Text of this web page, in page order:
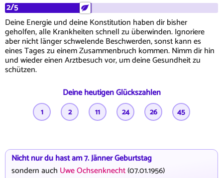
2/5
Deine Energie und deine Konstitution haben dir bisher
geholfen, alle Krankheiten schnell zu überwinden. Ignoriere
aber nicht länger schwelende Beschwerden, sonst kann es
eines Tages zu einem Zusammenbruch kommen. Nimm dir hin
und wieder einen Arztbesuch vor, um deine Gesundheit zu
schützen.
Deine heutigen Glückszahlen
1 2 11 24 26 45
Nicht nur du hast am 7. Jänner Geburtstag
sondern auch Uwe Ochsenknecht(07.01.1956)